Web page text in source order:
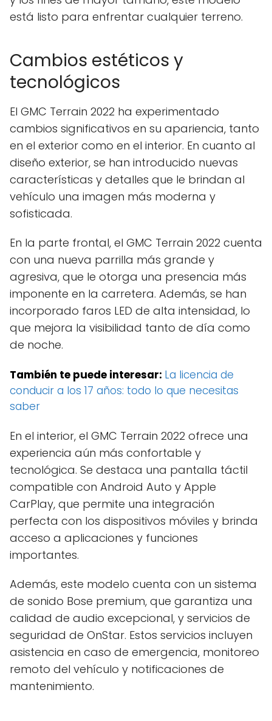
está listo para enfrentar cualquier terreno.
Cambios estéticos y
tecnológicos
El GMC Terrain 2022 ha experimentado
cambios significativos en su apariencia, tanto
en el exterior como en el interior. En cuanto al
diseño exterior, se han introducido nuevas
características y detalles que le brindan al
vehículo una imagen más moderna y
sofisticada.
En la parte frontal, el GMC Terrain 2022 cuenta
con una nueva parrilla más grande y
agresiva, que le otorga una presencia más
imponente en la carretera. Además, se han
incorporado faros LED de alta intensidad, lo
que mejora la visibilidad tanto de día como
de noche.
También te puede interesar: La licencia de
conducir a los 17 años: todo lo que necesitas
saber
En el interior, el GMC Terrain 2022 ofrece una
experiencia aún más confortable y
tecnológica. Se destaca una pantalla táctil
compatible con Android Auto y Apple
CarPlay, que permite una integración
perfecta con los dispositivos móviles y brinda
acceso a aplicaciones y funciones
importantes.
Además, este modelo cuenta con un sistema
de sonido Bose premium, que garantiza una
calidad de audio excepcional, y servicios de
seguridad de OnStar. Estos servicios incluyen
asistencia en caso de emergencia, monitoreo
remoto del vehículo y notificaciones de
mantenimiento.